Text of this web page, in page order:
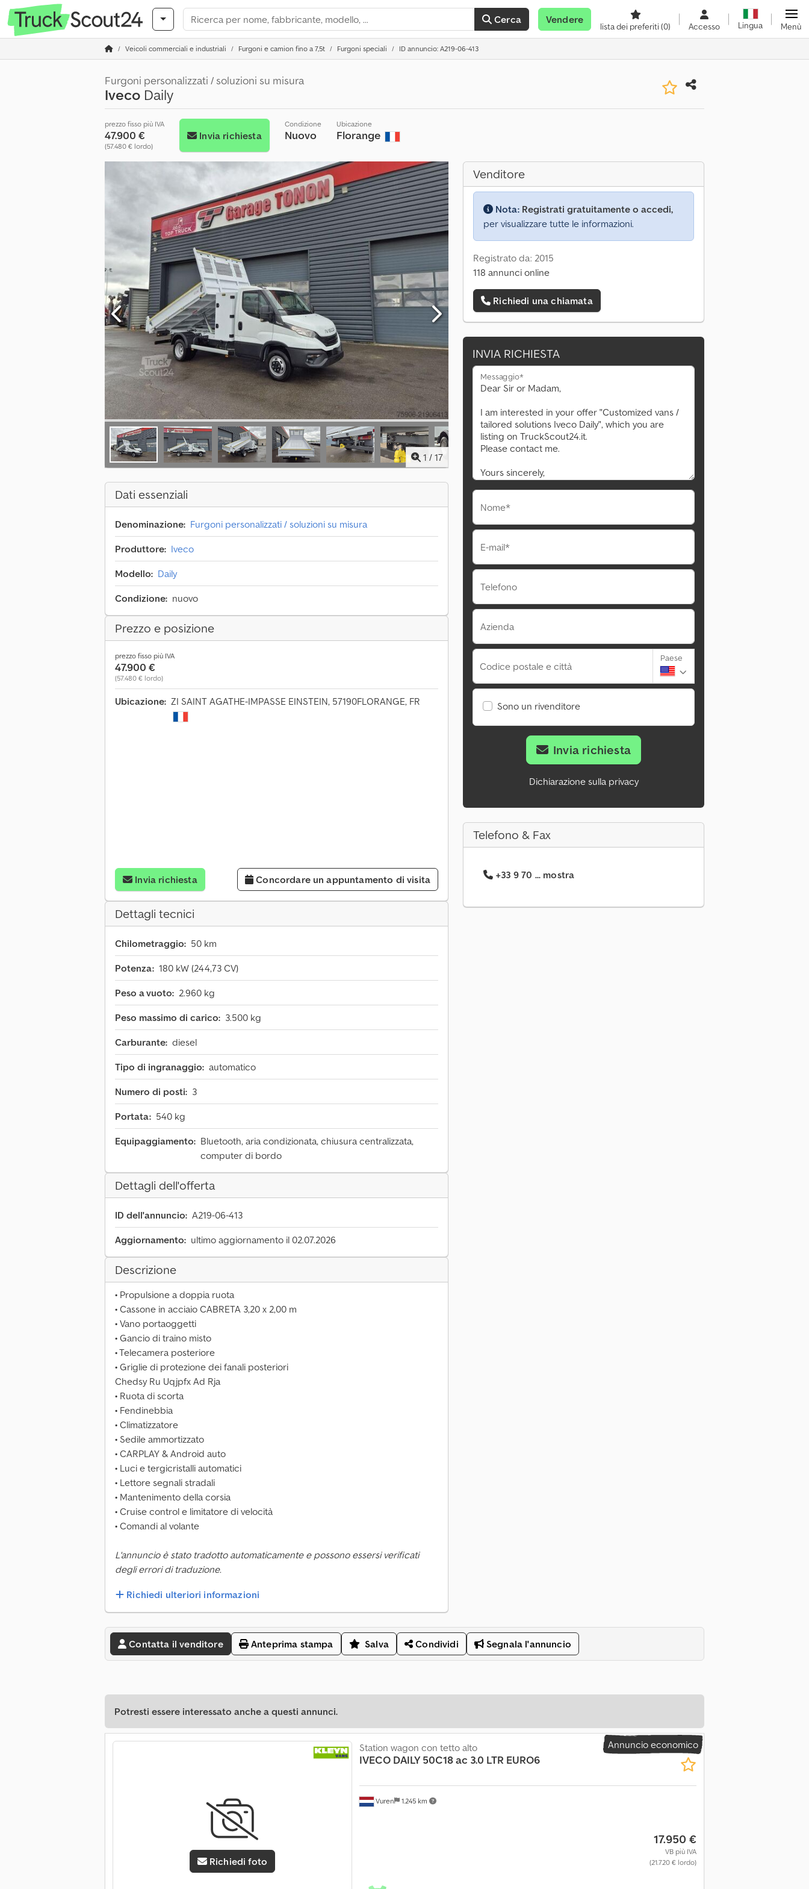
Cerca Vendere
lista dei preferiti (0) Accesso Lingua Menù
Veicoli commerciali e industriali Furgoni e camion fino a 7,5t Furgoni speciali ID annuncio: A219-06-413
Furgoni personalizzati / soluzioni su misura
Iveco Daily
prezzo fisso più IVA
47.900 €
(57.480 € lordo)
Invia richiesta
Condizione
Nuovo
Ubicazione
Florange
1 / 17
Dati essenziali
Denominazione: Furgoni personalizzati / soluzioni su misura
Produttore: Iveco
Modello: Daily
Condizione: nuovo
Prezzo e posizione
prezzo fisso più IVA
47.900 €
(57.480 € lordo)
Ubicazione: ZI SAINT AGATHE-IMPASSE EINSTEIN, 57190FLORANGE, FR
Invia richiesta Concordare un appuntamento di visita
Dettagli tecnici
Chilometraggio: 50 km
Potenza: 180 kW (244,73 CV)
Peso a vuoto: 2.960 kg
Peso massimo di carico: 3.500 kg
Carburante: diesel
Tipo di ingranaggio: automatico
Numero di posti: 3
Portata: 540 kg
Equipaggiamento: Bluetooth, aria condizionata, chiusura centralizzata,
computer di bordo
Dettagli dell'offerta
ID dell'annuncio: A219-06-413
Aggiornamento: ultimo aggiornamento il 02.07.2026
Descrizione
• Propulsione a doppia ruota
• Cassone in acciaio CABRETA 3,20 x 2,00 m
• Vano portaoggetti
• Gancio di traino misto
• Telecamera posteriore
• Griglie di protezione dei fanali posteriori
Chedsy Ru Uqjpfx Ad Rja
• Ruota di scorta
• Fendinebbia
• Climatizzatore
• Sedile ammortizzato
• CARPLAY & Android auto
• Luci e tergicristalli automatici
• Lettore segnali stradali
• Mantenimento della corsia
• Cruise control e limitatore di velocità
• Comandi al volante
L'annuncio è stato tradotto automaticamente e possono essersi verificati
degli errori di traduzione.
Richiedi ulteriori informazioni
Venditore
Nota: Registrati gratuitamente o accedi,
per visualizzare tutte le informazioni.
Registrato da: 2015
118 annunci online
Richiedi una chiamata
INVIA RICHIESTA
Messaggio*
Nome*
E-mail*
Telefono
Azienda
Codice postale e città
Paese
Sono un rivenditore
Invia richiesta
Dichiarazione sulla privacy
Telefono & Fax
+33 9 70 ... mostra
Contatta il venditore Anteprima stampa Salva Condividi Segnala l'annuncio
Potresti essere interessato anche a questi annunci.
Annuncio economico
Richiedi foto
Vuren 1.245 km
Station wagon con tetto alto
IVECO DAILY 50C18 ac 3.0 LTR EURO6
17.950 €
VB più IVA
(21.720 € lordo)